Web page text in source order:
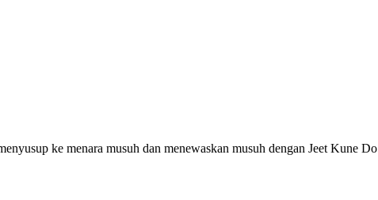
ke menara musuh dan menewaskan musuh dengan Jeet Kune